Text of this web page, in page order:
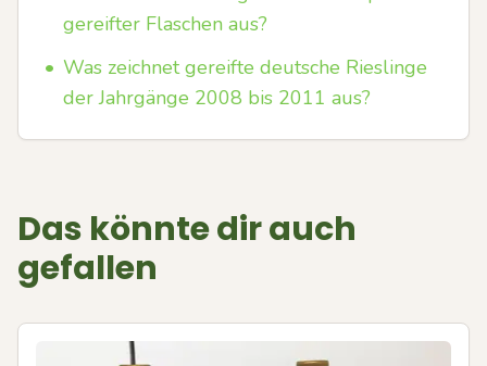
gereifter Flaschen aus?
• Was zeichnet gereifte deutsche Rieslinge
der Jahrgänge 2008 bis 2011 aus?
Das könnte dir auch
gefallen